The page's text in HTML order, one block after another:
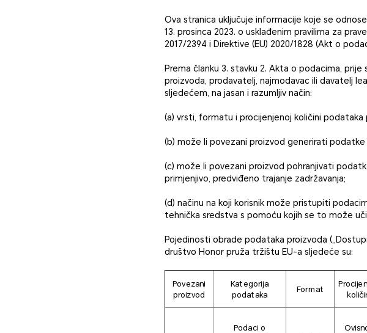
Ova stranica uključuje informacije koje se odnose
13. prosinca 2023. o usklađenim pravilima za
2017/2394 i Direktive (EU) 2020/1828 (Akt o
Prema članku 3. stavku 2. Akta o podacima,
proizvoda, prodavatelj, najmodavac ili davatelj
sljedećem, na jasan i razumljiv način:
(a) vrsti, formatu i procijenjenoj količini
(b) može li povezani proizvod generirati
(c) može li povezani proizvod pohranjivati
primjenjivo, predviđeno trajanje zadržavanja;
(d) načinu na koji korisnik može pristupiti
tehnička sredstva s pomoću kojih se to može
Pojedinosti obrade podataka proizvoda
društvo Honor pruža tržištu EU-a sljedeće su:
Povezani
proizvod
Kategorija
podataka
Format
Podaci o